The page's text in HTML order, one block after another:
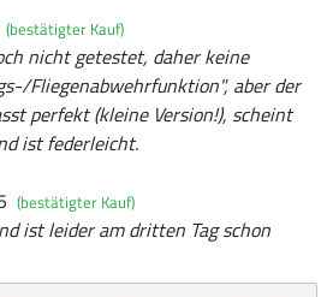
(bestätigter Kauf)
nicht getestet, daher keine
Fliegenabwehrfunktion", aber der
perfekt (kleine Version!), scheint
ist federleicht.
(bestätigter Kauf)
ist leider am dritten Tag schon